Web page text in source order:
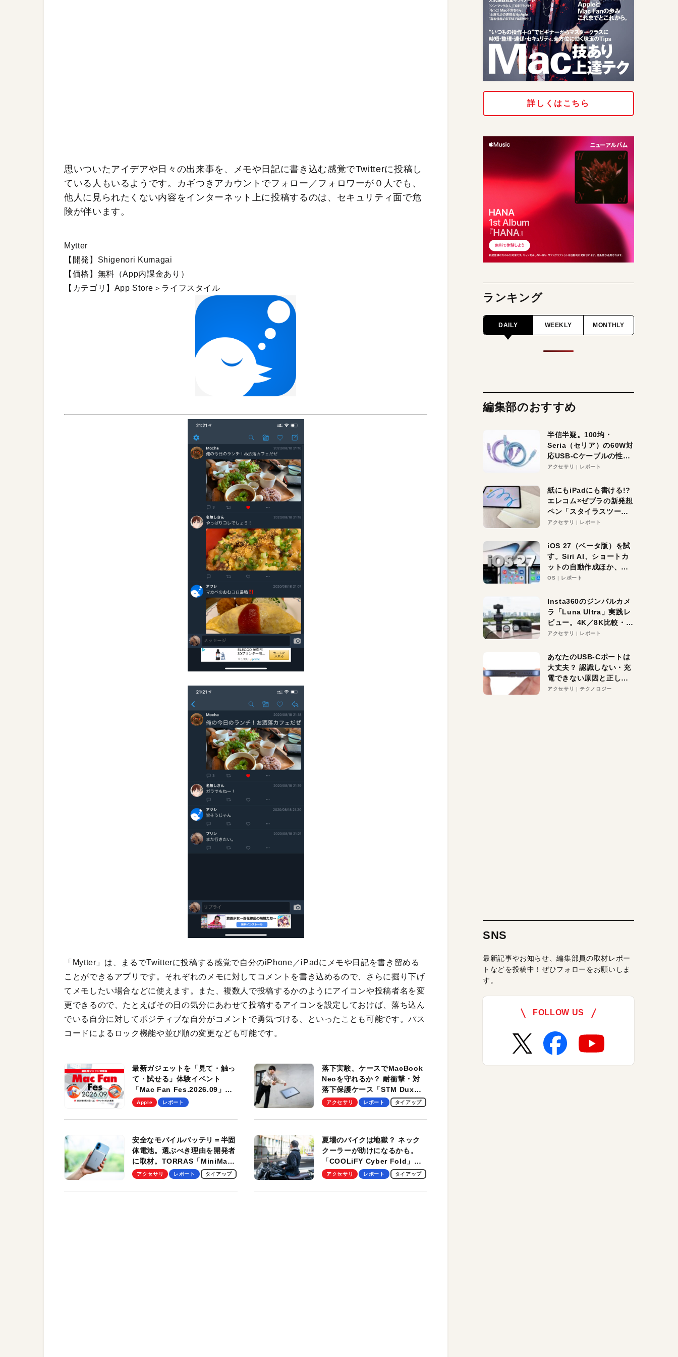
思いついたアイデアや日々の出来事を、メモや日記に書き込む感覚でTwitterに投稿し
ている人もいるようです。カギつきアカウントでフォロー／フォロワーが０人でも、
他人に見られたくない内容をインターネット上に投稿するのは、セキュリティ面で危
険が伴います。
Mytter
【開発】Shigenori Kumagai
【価格】無料（App内課金あり）
【カテゴリ】App Store＞ライフスタイル
「Mytter」は、まるでTwitterに投稿する感覚で自分のiPhone／iPadにメモや日記を書き留める
ことができるアプリです。それぞれのメモに対してコメントを書き込めるので、さらに掘り下げ
てメモしたい場合などに使えます。また、複数人で投稿するかのようにアイコンや投稿者名を変
更できるので、たとえばその日の気分にあわせて投稿するアイコンを設定しておけば、落ち込ん
でいる自分に対してポジティブな自分がコメントで勇気づける、といったことも可能です。パス
コードによるロック機能や並び順の変更なども可能です。
最新ガジェットを「見て・触っ
て・試せる」体験イベント
「Mac Fan Fes.2026.09」
を、9月26日（土）に開催しま
Apple レポート
落下実験。ケースでMacBook
Neoを守れるか？ 耐衝撃・対
落下保護ケース「STM Dux
Ultra」を検証。学生、ビジネ
適！
アクセサリ レポート タイアップ
安全なモバイルバッテリ＝半固
体電池。選ぶべき理由を開発者
に取材。TORRAS「MiniMag
Pro」の実機レビューも
アクセサリ レポート タイアップ
夏場のバイクは地獄？ ネック
クーラーが助けになるかも。
「COOLiFY Cyber Fold」レ
ビュー。冷却の速さ、密着する
性がグッド！
アクセサリ レポート タイアップ
詳しくはこちら
ランキング
DAILY WEEKLY MONTHLY
編集部のおすすめ
半信半疑。100均・
Seria（セリア）の60W対
応USB-Cケーブルの性能
を検証。超コスパの1本を
アクセサリ レポート
紙にもiPadにも書ける!?
エレコム×ゼブラの新発想
ペン「スタイラスツーウ
ェイ」レビュー。持ち替
アクセサリ レポート
iOS 27（ベータ版）を試
す。Siri AI、ショートカ
ットの自動作成ほか、期
待大の便利機能5選。
る未来はすぐそこ！
OS レポート
Insta360のジンバルカメ
ラ「Luna Ultra」実践レ
ビュー。4K／8K比較・ズ
ーム・夜間撮影をチェッ
アクセサリ レポート
あなたのUSB-Cポートは
大丈夫？ 認識しない・充
電できない原因と正しい
対策
アクセサリ テクノロジー
SNS
最新記事やお知らせ、編集部員の取材レポー
トなどを投稿中！ぜひフォローをお願いしま
す。
FOLLOW US